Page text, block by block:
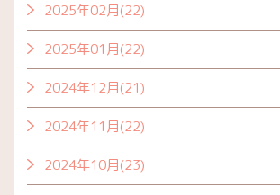
2025年02月(22)
2025年01月(22)
2024年12月(21)
2024年11月(22)
2024年10月(23)